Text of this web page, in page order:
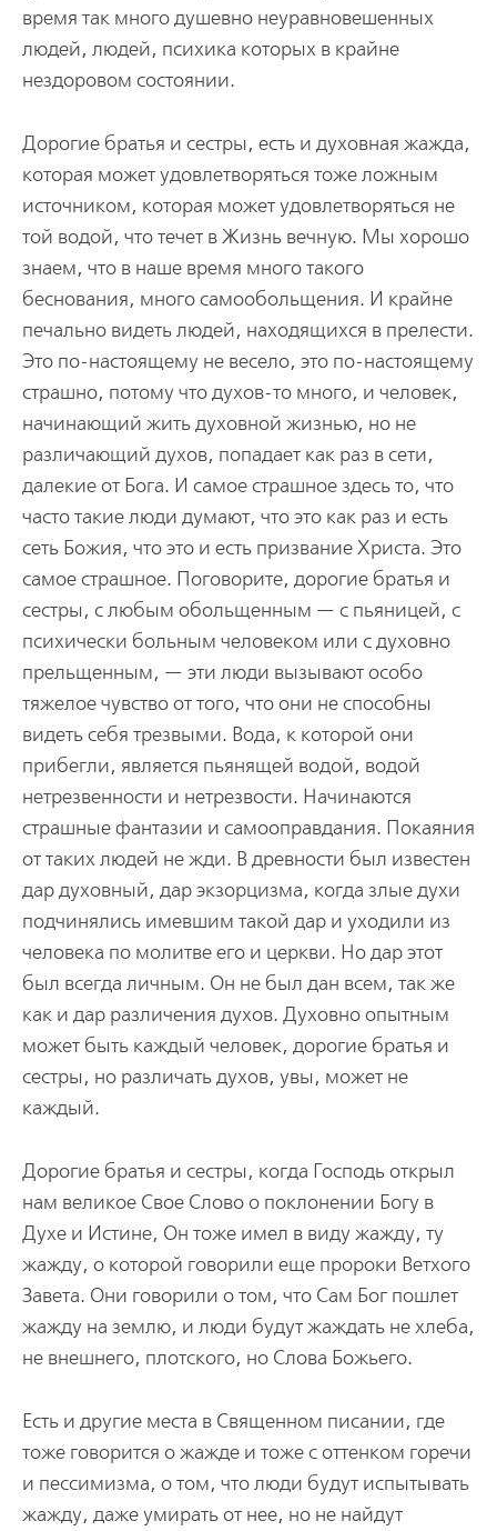
время так много душевно неуравновешенных
людей, людей, психика которых в крайне
нездоровом состоянии.
Дорогие братья и сестры, есть и духовная жажда,
которая может удовлетворяться тоже ложным
источником, которая может удовлетворяться не
той водой, что течет в Жизнь вечную. Мы хорошо
знаем, что в наше время много такого
беснования, много самообольщения. И крайне
печально видеть людей, находящихся в прелести.
Это по-настоящему не весело, это по-настоящему
страшно, потому что духов-то много, и человек,
начинающий жить духовной жизнью, но не
различающий духов, попадает как раз в сети,
далекие от Бога. И самое страшное здесь то, что
часто такие люди думают, что это как раз и есть
сеть Божия, что это и есть призвание Христа. Это
самое страшное. Поговорите, дорогие братья и
сестры, с любым обольщенным — с пьяницей, с
психически больным человеком или с духовно
прельщенным, — эти люди вызывают особо
тяжелое чувство от того, что они не способны
видеть себя трезвыми. Вода, к которой они
прибегли, является пьянящей водой, водой
нетрезвенности и нетрезвости. Начинаются
страшные фантазии и самооправдания. Покаяния
от таких людей не жди. В древности был известен
дар духовный, дар экзорцизма, когда злые духи
подчинялись имевшим такой дар и уходили из
человека по молитве его и церкви. Но дар этот
был всегда личным. Он не был дан всем, так же
как и дар различения духов. Духовно опытным
может быть каждый человек, дорогие братья и
сестры, но различать духов, увы, может не
каждый.
Дорогие братья и сестры, когда Господь открыл
нам великое Свое Слово о поклонении Богу в
Духе и Истине, Он тоже имел в виду жажду, ту
жажду, о которой говорили еще пророки Ветхого
Завета. Они говорили о том, что Сам Бог пошлет
жажду на землю, и люди будут жаждать не хлеба,
не внешнего, плотского, но Слова Божьего.
Есть и другие места в Священном писании, где
тоже говорится о жажде и тоже с оттенком горечи
и пессимизма, о том, что люди будут испытывать
жажду, даже умирать от нее, но не найдут